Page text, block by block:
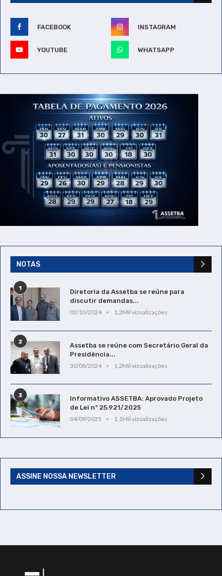
FACEBOOK INSTAGRAM
YOUTUBE WHATSAPP
NOTAS
1
Diretoria da Assetba se reúne para
discutir demandas...
02/10/2024
1,2Mil vizualizações
2
Assetba se reúne com Secretário Geral da
Presidência...
30/08/2024
1,2Mil vizualizações
3
Informativo ASSETBA: Aprovado Projeto
de Lei nº 25.921/2025
04/09/2025
1,1Mil vizualizações
ASSINE NOSSA NEWSLETTER